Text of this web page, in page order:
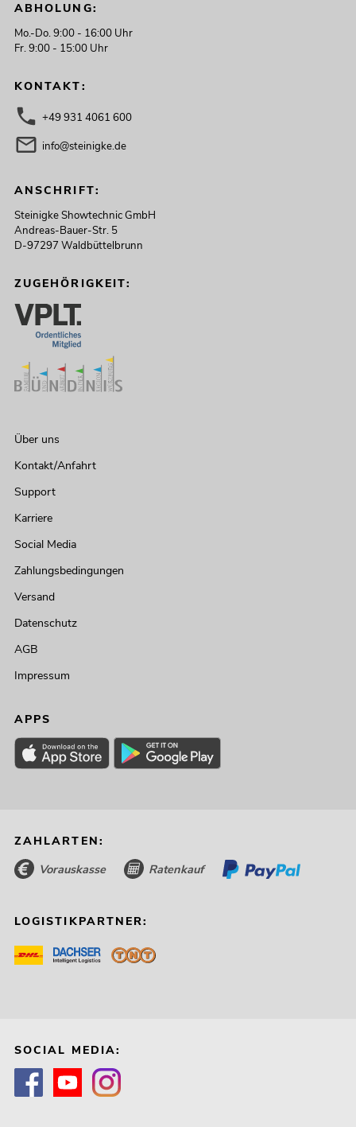
ABHOLUNG:
Mo.-Do. 9:00 - 16:00 Uhr
Fr. 9:00 - 15:00 Uhr
KONTAKT:
+49 931 4061 600
info@steinigke.de
ANSCHRIFT:
Steinigke Showtechnic GmbH
Andreas-Bauer-Str. 5
D-97297 Waldbüttelbrunn
ZUGEHÖRIGKEIT:
Über uns
Kontakt/Anfahrt
Support
Karriere
Social Media
Zahlungsbedingungen
Versand
Datenschutz
AGB
Impressum
APPS
ZAHLARTEN:
Vorauskasse Ratenkauf
LOGISTIKPARTNER:
SOCIAL MEDIA: